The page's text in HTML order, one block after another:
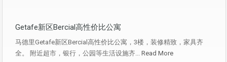
Getafe新区Bercial高性价比公寓
马德里Getafe新区Bercial高性价比公寓，3楼，装修精致，家具齐
全。 附近超市，银行，公园等生活设施齐... Read More